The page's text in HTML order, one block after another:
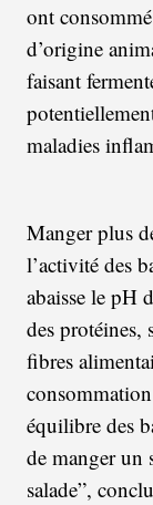
ont
d’origine
faisant
maladies
Manger plus
l’activité des
abaisse le pH
des protéines,
fibres
équilibre des
de manger un
salade”,